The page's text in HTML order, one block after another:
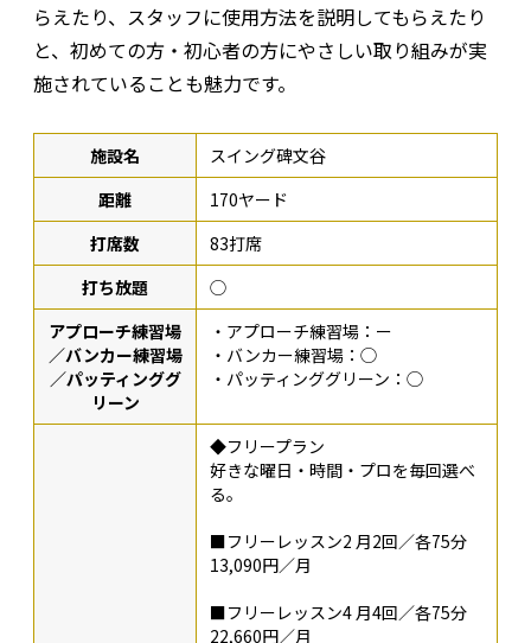
らえたり、スタッフに使用方法を説明してもらえたり
と、初めての方・初心者の方にやさしい取り組みが実
施されていることも魅力です。
施設名
スイング碑文谷
距離
170ヤード
打席数
83打席
打ち放題
◯
アプローチ練習場
／バンカー練習場
／パッティンググ
リーン
・アプローチ練習場：ー
・バンカー練習場：◯
・パッティンググリーン：◯
◆フリープラン
好きな曜日・時間・プロを毎回選べ
る。
■フリーレッスン2 月2回／各75分
13,090円／月
■フリーレッスン4 月4回／各75分
22,660円／月